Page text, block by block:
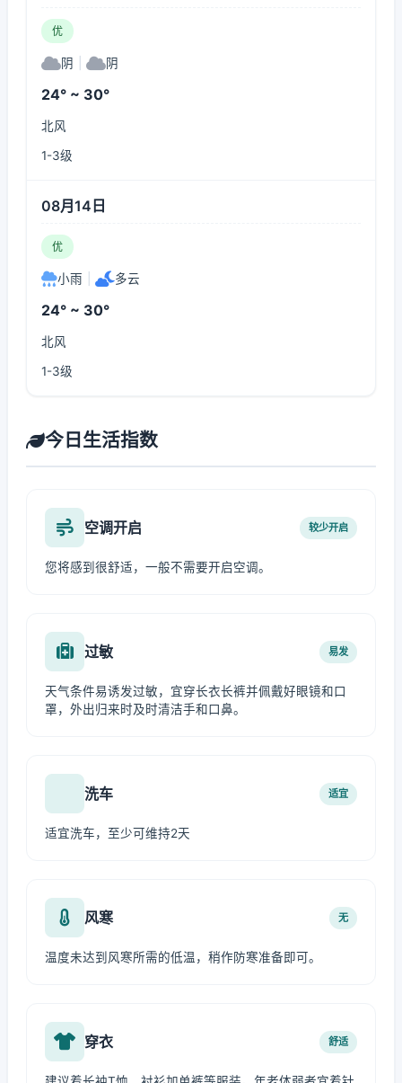
优
阴 阴
24° ~ 30°
北风
1-3级
08月14日
优
小雨 多云
24° ~ 30°
北风
1-3级
今日生活指数
空调开启 较少开启
您将感到很舒适，一般不需要开启空调。
过敏 易发
天气条件易诱发过敏，宜穿长衣长裤并佩戴好眼镜和口
罩，外出归来时及时清洁手和口鼻。
洗车 适宜
适宜洗车，至少可维持2天
风寒 无
温度未达到风寒所需的低温，稍作防寒准备即可。
穿衣 舒适